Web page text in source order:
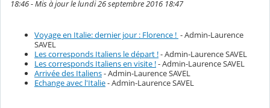
18:46 - Mis à jour le lundi 26 septembre 2016 18:47
Voyage en Italie: dernier jour : Florence ! - Admin-Laurence
SAVEL
Les corresponds Italiens le départ !- Admin-Laurence SAVEL
Les corresponds Italiens en visite !- Admin-Laurence SAVEL
Arrivée des Italiens- Admin-Laurence SAVEL
Echange avec l'Italie- Admin-Laurence SAVEL